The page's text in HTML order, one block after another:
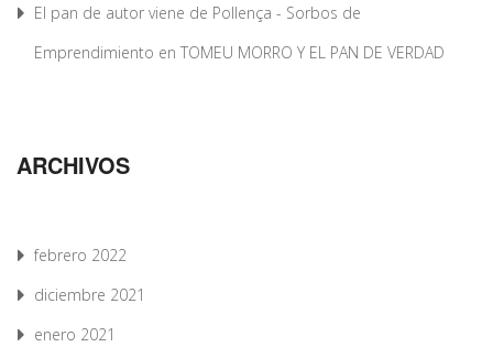
El pan de autor viene de Pollença - Sorbos de
Emprendimiento en TOMEU MORRO Y EL PAN DE VERDAD
ARCHIVOS
febrero 2022
diciembre 2021
enero 2021